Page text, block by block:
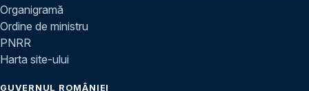
Organigramă
Ordine de ministru
PNRR
Harta site-ului
GUVERNUL ROMÂNIEI